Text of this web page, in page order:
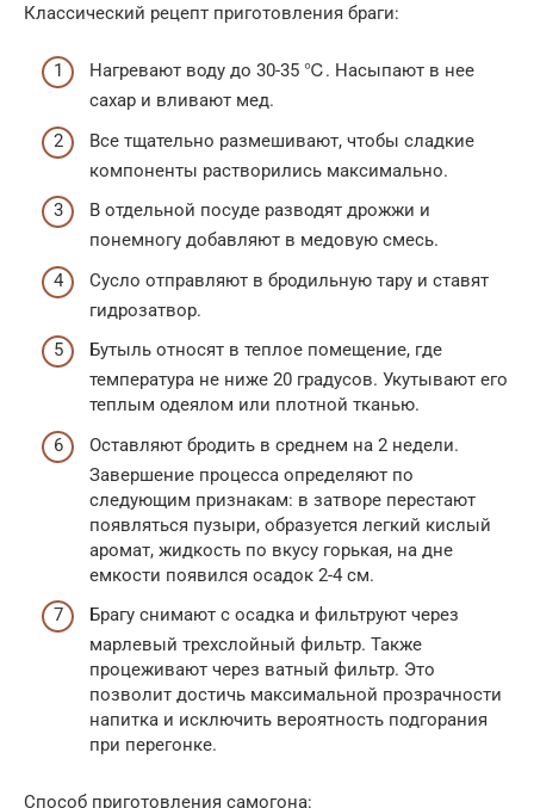
Классический рецепт приготовления браги:
Нагревают воду до 30-35 ℃. Насыпают в нее
сахар и вливают мед.
Все тщательно размешивают, чтобы сладкие
компоненты растворились максимально.
В отдельной посуде разводят дрожжи и
понемногу добавляют в медовую смесь.
Сусло отправляют в бродильную тару и ставят
гидрозатвор.
Бутыль относят в теплое помещение, где
температура не ниже 20 градусов. Укутывают его
теплым одеялом или плотной тканью.
Оставляют бродить в среднем на 2 недели.
Завершение процесса определяют по
следующим признакам: в затворе перестают
появляться пузыри, образуется легкий кислый
аромат, жидкость по вкусу горькая, на дне
емкости появился осадок 2-4 см.
Брагу снимают с осадка и фильтруют через
марлевый трехслойный фильтр. Также
процеживают через ватный фильтр. Это
позволит достичь максимальной прозрачности
напитка и исключить вероятность подгорания
при перегонке.
Способ приготовления самогона: